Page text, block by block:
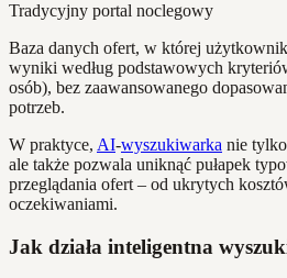
Tradycyjny portal noclegowy
Baza danych ofert, w której
wyniki według podstawowych
osób), bez zaawansowanego
potrzeb.
W praktyce, AI-wyszukiwarka nie
ale także pozwala uniknąć pułapek
przeglądania ofert – od ukrytych
oczekiwaniami.
Jak działa inteligentna